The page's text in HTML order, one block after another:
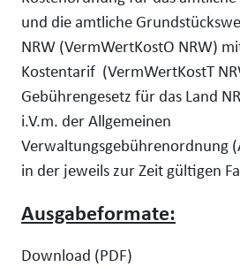
und die amtliche
NRW (VermWertKostO NRW)
Kostentarif (VermWertKostT
Gebührengesetz für das Land
i.V.m. der Allgemeinen
Verwaltungsgebührenordnung
in der jeweils zur Zeit gültigen
Ausgabeformate:
Download (PDF)